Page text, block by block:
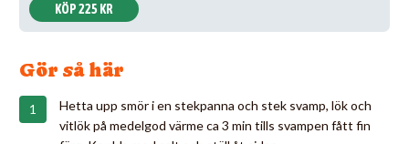
KÖP 225 KR
Gör så här
Hetta upp smör i en stekpanna och stek svamp, lök och
vitlök på medelgod värme ca 3 min tills svampen fått fin